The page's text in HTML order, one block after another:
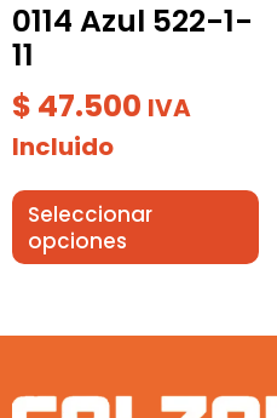
0114 Azul 522-1-
11
$ 47.500 IVA
Incluido
Seleccionar
opciones
página
de
producto